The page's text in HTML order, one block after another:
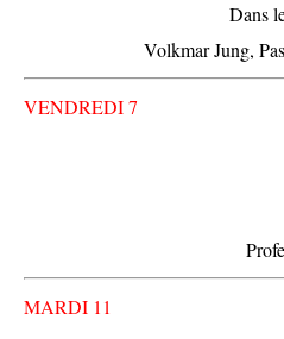
Dans
Volkmar Jung,
VENDREDI 7
MARDI 11